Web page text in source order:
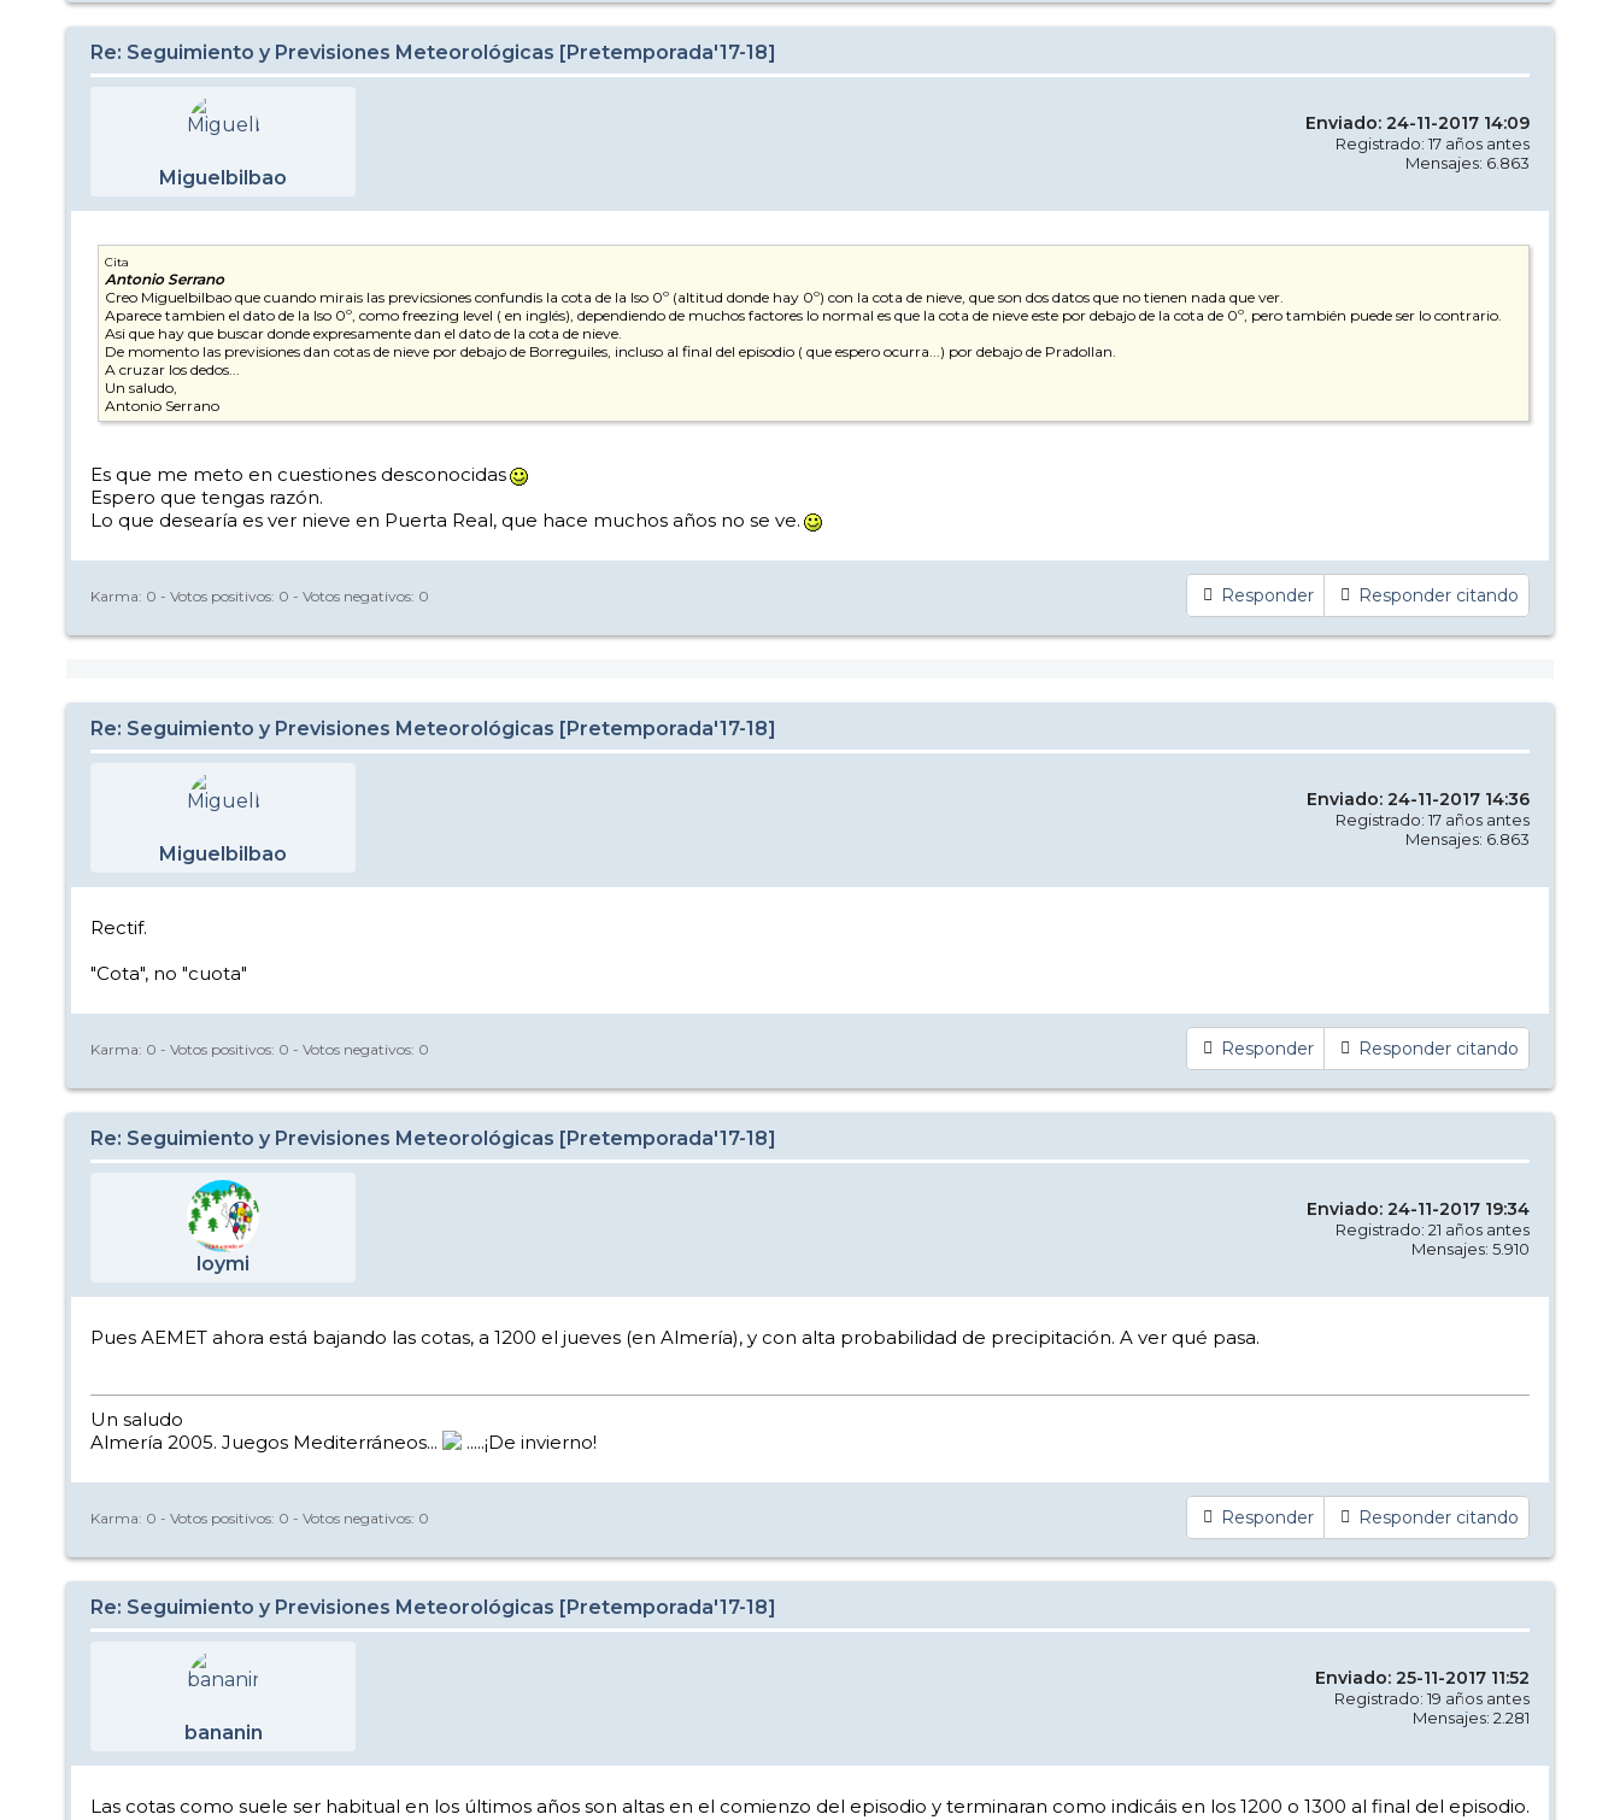
Re: Seguimiento y Previsiones Meteorológicas [Pretemporada'17-18]
Miguelbilbao
Enviado: 24-11-2017 14:09
Registrado: 17 años antes
Mensajes: 6.863
Cita
Antonio Serrano
Creo Miguelbilbao que cuando mirais las previcsiones confundis la cota de la Iso 0º (altitud donde hay 0º) con la cota de nieve, que son dos datos que no tienen nada que ver.
Aparece tambien el dato de la Iso 0º, como freezing level ( en inglés), dependiendo de muchos factores lo normal es que la cota de nieve este por debajo de la cota de 0º, pero también puede ser lo contrario.
Asi que hay que buscar donde expresamente dan el dato de la cota de nieve.
De momento las previsiones dan cotas de nieve por debajo de Borreguiles, incluso al final del episodio ( que espero ocurra...) por debajo de Pradollan.
A cruzar los dedos...
Un saludo,
Antonio Serrano
Es que me meto en cuestiones desconocidas
Espero que tengas razón.
Lo que desearía es ver nieve en Puerta Real, que hace muchos años no se ve.
Responder Responder citando
Karma: 0 - Votos positivos: 0 - Votos negativos: 0
Re: Seguimiento y Previsiones Meteorológicas [Pretemporada'17-18]
Miguelbilbao
Enviado: 24-11-2017 14:36
Registrado: 17 años antes
Mensajes: 6.863
Rectif.
"Cota", no "cuota"
Responder Responder citando
Karma: 0 - Votos positivos: 0 - Votos negativos: 0
Re: Seguimiento y Previsiones Meteorológicas [Pretemporada'17-18]
loymi
Enviado: 24-11-2017 19:34
Registrado: 21 años antes
Mensajes: 5.910
Pues AEMET ahora está bajando las cotas, a 1200 el jueves (en Almería), y con alta probabilidad de precipitación. A ver qué pasa.
Un saludo
Almería 2005. Juegos Mediterráneos...
.....¡De invierno!
Responder Responder citando
Karma: 0 - Votos positivos: 0 - Votos negativos: 0
Re: Seguimiento y Previsiones Meteorológicas [Pretemporada'17-18]
bananin
Enviado: 25-11-2017 11:52
Registrado: 19 años antes
Mensajes: 2.281
Las cotas como suele ser habitual en los últimos años son altas en el comienzo del episodio y terminaran como indicáis en los 1200 o 1300 al final del episodio.